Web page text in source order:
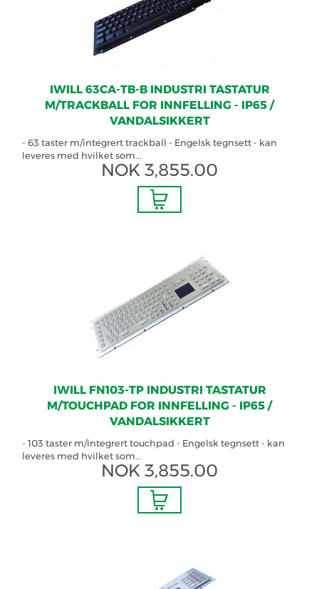
IWILL 63CA-TB-B INDUSTRI TASTATUR
M/TRACKBALL FOR INNFELLING - IP65 /
VANDALSIKKERT
- 63 taster m/integrert trackball - Engelsk tegnsett - kan
leveres med hvilket som...
NOK 3,855.00
IWILL FN103-TP INDUSTRI TASTATUR
M/TOUCHPAD FOR INNFELLING - IP65 /
VANDALSIKKERT
- 103 taster m/integrert touchpad - Engelsk tegnsett - kan
leveres med hvilket som...
NOK 3,855.00